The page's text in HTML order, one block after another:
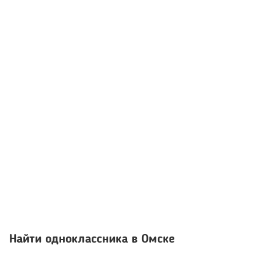
Найти одноклассника в Омске